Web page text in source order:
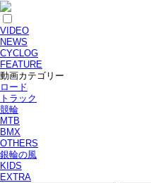
VIDEO
NEWS
CYCLOG
FEATURE
動画カテゴリー
ロード
トラック
競輪
MTB
BMX
OTHERS
銀輪の風
KIDS
EXTRA